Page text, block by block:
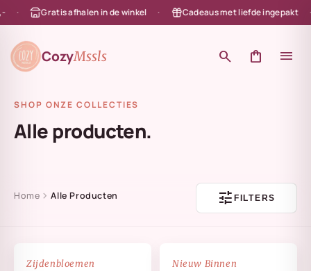
naar de content
Gratis afhalen in de winkel Cadeaus met liefde ingepakt
CozyMssls search shopping_bag menu
SHOP ONZE COLLECTIES
Alle producten.
Home chevron_rightAlle Producten tuneFILTERS
Zijdenbloemen NIEUW
Nieuw Binnen